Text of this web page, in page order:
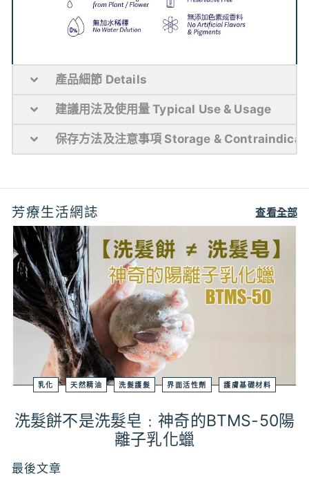
產品細節 Details
建議用法及使用量 Typical Use & Usage
保存方法及注意事項 Storage &
芳療生活網誌 查看全部
乳化 天然精油 洗髮護髮 界面活性劑 護膚基礎材料
洗髮餅不是洗髮皂﹕神奇的BTMS-50陽
離子乳化蠟
最後文章